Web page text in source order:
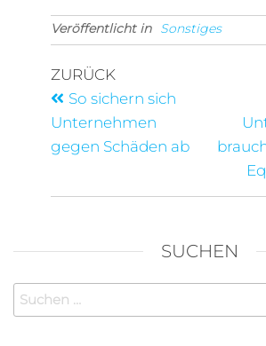
Veröffentlicht in Sonstiges
ZURÜCK
So sichern sich
Unternehmen
gegen Schäden ab
SUCHEN